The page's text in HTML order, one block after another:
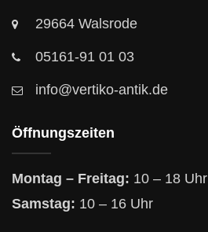
29664 Walsrode
05161-91 01 03
info@vertiko-antik.de
Öffnungszeiten
Montag – Freitag: 10 – 18 Uhr
Samstag: 10 – 16 Uhr